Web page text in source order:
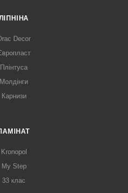
Decor
Плінтуса
Молдінги
Карнизи
Kronopol
My Step
33 клас